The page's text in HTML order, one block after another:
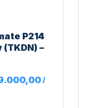
P214
–
/